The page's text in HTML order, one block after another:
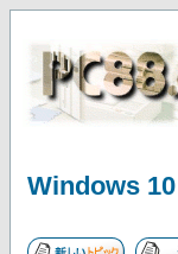
Windows